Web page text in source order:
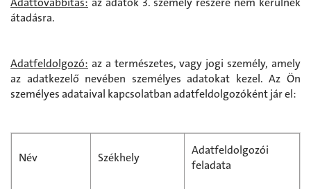
átadásra.
Adatfeldolgozó: az a természetes, vagy jogi személy, amely
az adatkezelő nevében személyes adatokat kezel. Az Ön
személyes adataival kapcsolatban adatfeldolgozóként jár el:
Név Székhely
Adatfeldolgozói
feladata